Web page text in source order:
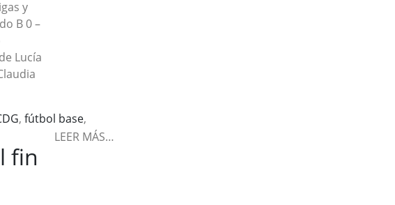
y
B 0 –
Lucía
, fútbol base,
LEER MÁS…
fin